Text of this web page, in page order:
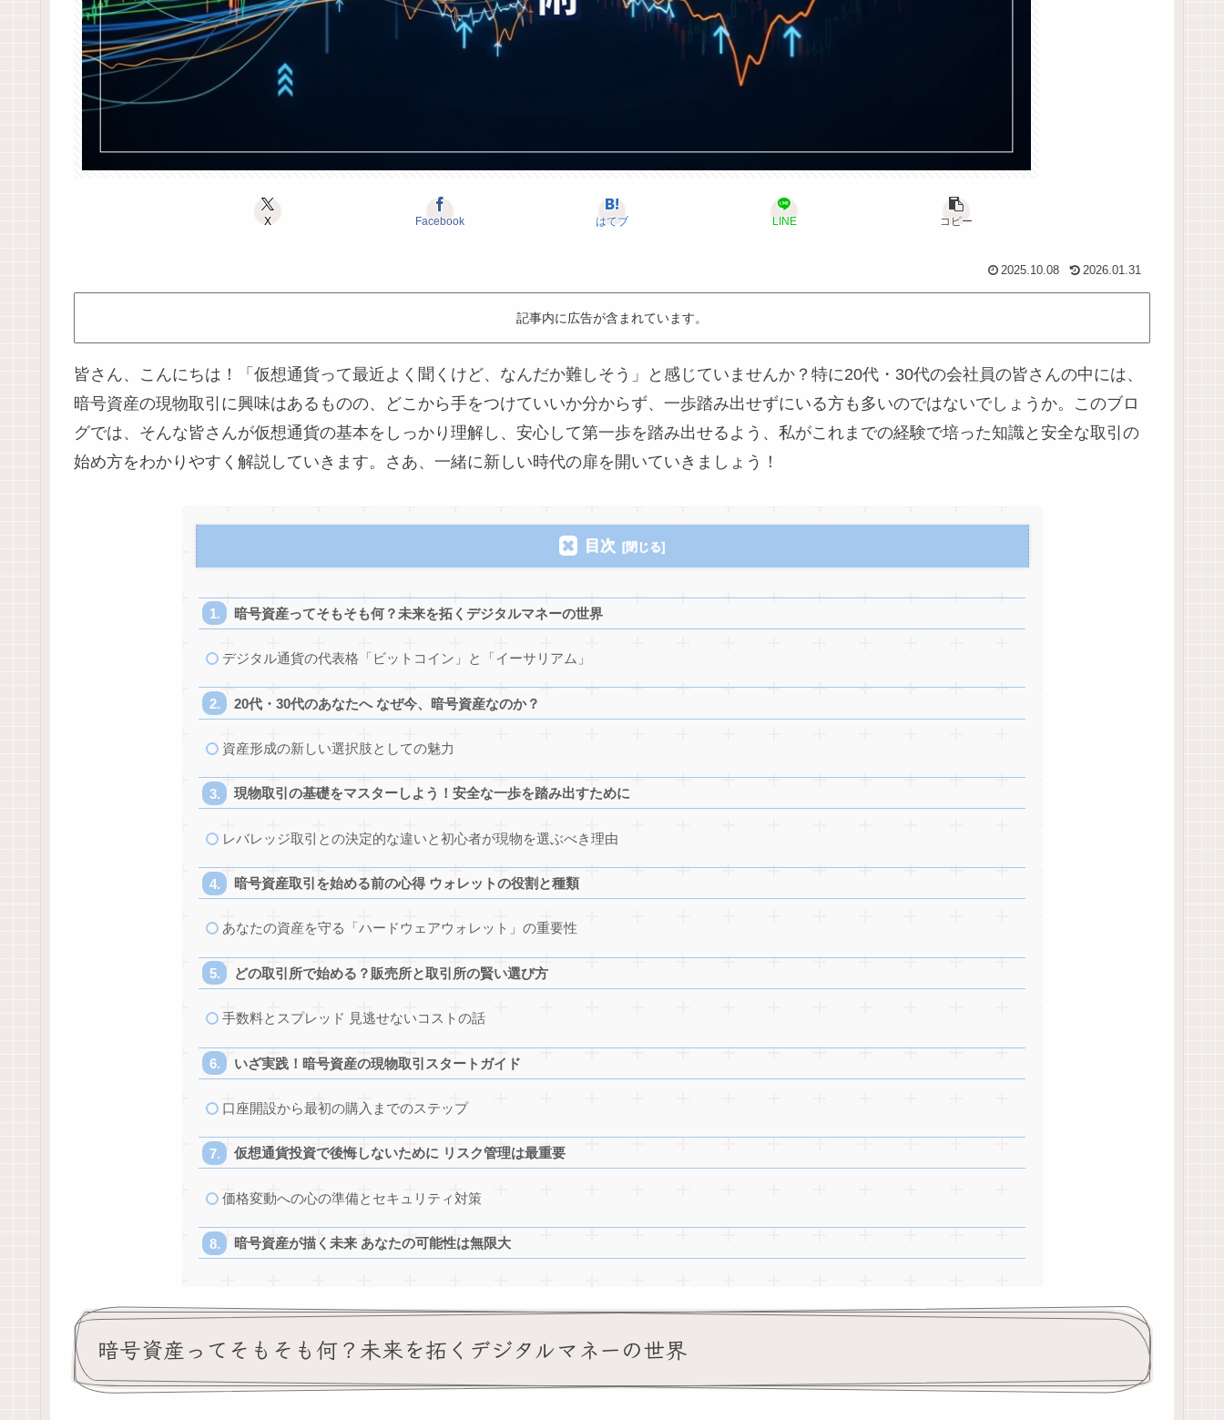
X Facebook はてブ LINE コピー
2025.10.08 2026.01.31
記事内に広告が含まれています。
皆さん、こんにちは！「仮想通貨って最近よく聞くけど、なんだか難しそう」と感じていませんか？特に20代・30代の会社員の皆さんの中には、
暗号資産の現物取引に興味はあるものの、どこから手をつけていいか分からず、一歩踏み出せずにいる方も多いのではないでしょうか。このブロ
グでは、そんな皆さんが仮想通貨の基本をしっかり理解し、安心して第一歩を踏み出せるよう、私がこれまでの経験で培った知識と安全な取引の
始め方をわかりやすく解説していきます。さあ、一緒に新しい時代の扉を開いていきましょう！
目次
暗号資産ってそもそも何？未来を拓くデジタルマネーの世界
デジタル通貨の代表格「ビットコイン」と「イーサリアム」
20代・30代のあなたへ なぜ今、暗号資産なのか？
資産形成の新しい選択肢としての魅力
現物取引の基礎をマスターしよう！安全な一歩を踏み出すために
レバレッジ取引との決定的な違いと初心者が現物を選ぶべき理由
暗号資産取引を始める前の心得 ウォレットの役割と種類
あなたの資産を守る「ハードウェアウォレット」の重要性
どの取引所で始める？販売所と取引所の賢い選び方
手数料とスプレッド 見逃せないコストの話
いざ実践！暗号資産の現物取引スタートガイド
口座開設から最初の購入までのステップ
仮想通貨投資で後悔しないために リスク管理は最重要
価格変動への心の準備とセキュリティ対策
暗号資産が描く未来 あなたの可能性は無限大
暗号資産ってそもそも何？未来を拓くデジタルマネーの世界